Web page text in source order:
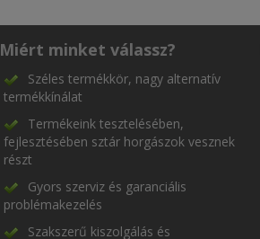
Miért minket válassz?
Széles termékkör, nagy alternatív
termékkínálat
Termékeink tesztelésében,
fejlesztésében sztár horgászok vesznek
részt
Gyors szerviz és garanciális
problémakezelés
Szakszerű kiszolgálás és